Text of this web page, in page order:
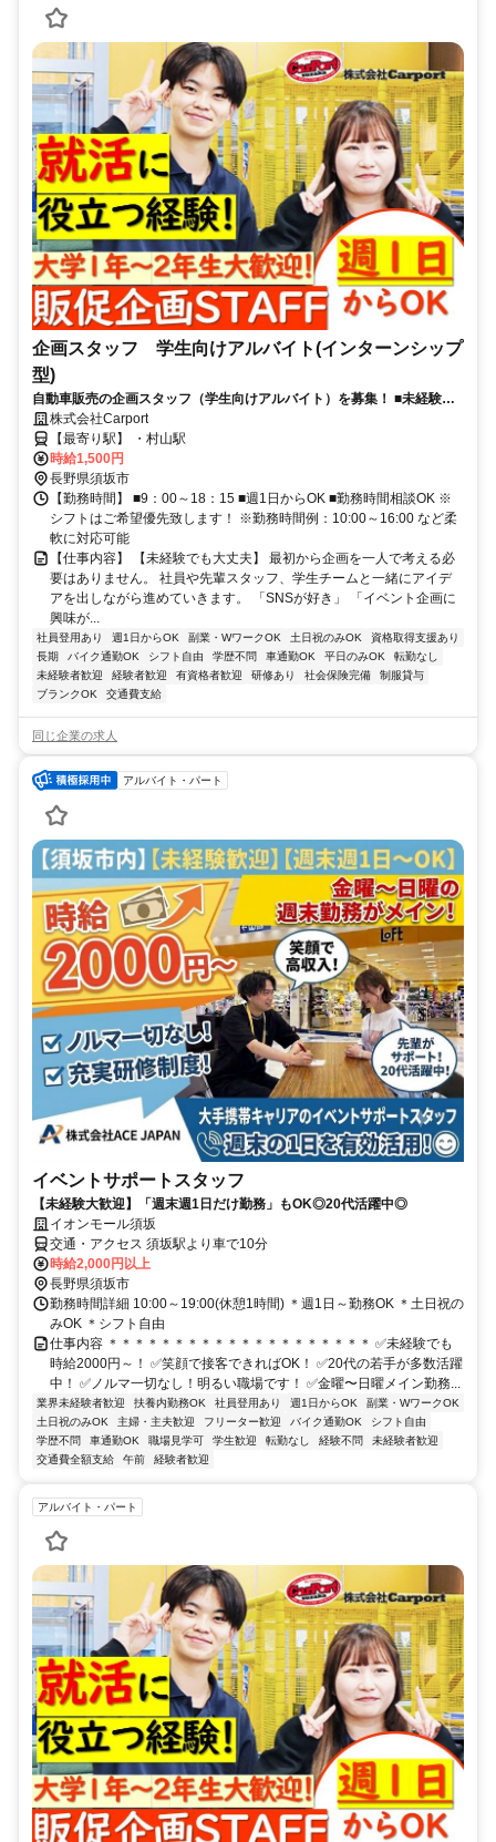
企画スタッフ 学生向けアルバイト(インターンシップ
型)
自動車販売の企画スタッフ（学生向けアルバイト）を募集！ ■未経験
OK！アイデアとやる気を重視！■大学1〜2年生の方歓迎（学年に応じた
経験を積めます）
株式会社Carport
【最寄り駅】 ・村山駅
時給1,500円
長野県須坂市
【勤務時間】 ■9：00～18：15 ■週1日からOK ■勤務時間相談OK ※
シフトはご希望優先致します！ ※勤務時間例：10:00～16:00 など柔
軟に対応可能
【仕事内容】 【未経験でも大丈夫】 最初から企画を一人で考える必
要はありません。 社員や先輩スタッフ、学生チームと一緒にアイデ
アを出しながら進めていきます。 「SNSが好き」 「イベント企画に
興味が...
社員登用あり 週1日からOK 副業・WワークOK 土日祝のみOK
資格取得支援あり
長期
バイク通勤OK シフト自由 学歴不問 車通勤OK 平日のみOK
転勤なし
未経験者歓迎
経験者歓迎 有資格者歓迎 研修あり 社会保険完備
制服貸与
ブランクOK
交通費支給
同じ企業の求人
アルバイト・パート
イベントサポートスタッフ
【未経験大歓迎】「週末週1日だけ勤務」もOK◎20代活躍中◎
イオンモール須坂
交通・アクセス 須坂駅より車で10分
時給2,000円以上
長野県須坂市
勤務時間詳細 10:00～19:00(休憩1時間) ＊週1日～勤務OK ＊土日祝の
みOK ＊シフト自由
仕事内容 ＊＊＊＊＊＊＊＊＊＊＊＊＊＊＊＊＊＊＊＊ ✅未経験でも
時給2000円～！ ✅笑顔で接客できればOK！ ✅20代の若手が多数活躍
中！ ✅ノルマ一切なし！明るい職場です！ ✅金曜〜日曜メイン勤務...
業界未経験者歓迎 扶養内勤務OK 社員登用あり 週1日からOK
副業・WワークOK
土日祝のみOK
主婦・主夫歓迎 フリーター歓迎 バイク通勤OK
シフト自由
学歴不問
車通勤OK 職場見学可 学生歓迎 転勤なし 経験不問
未経験者歓迎
交通費全額支給
午前 経験者歓迎
アルバイト・パート